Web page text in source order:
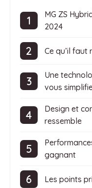
MG ZS
2024
Ce qu’il faut
Une
vous
Design et
ressemble
gagnant
Les points